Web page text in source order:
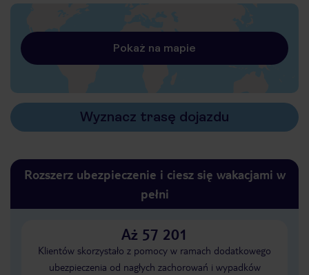
Pokaż na mapie
Wyznacz trasę dojazdu
Rozszerz ubezpieczenie i ciesz się wakacjami w
pełni
Aż 57 201
Klientów skorzystało z pomocy w ramach dodatkowego
ubezpieczenia od nagłych zachorowań i wypadków